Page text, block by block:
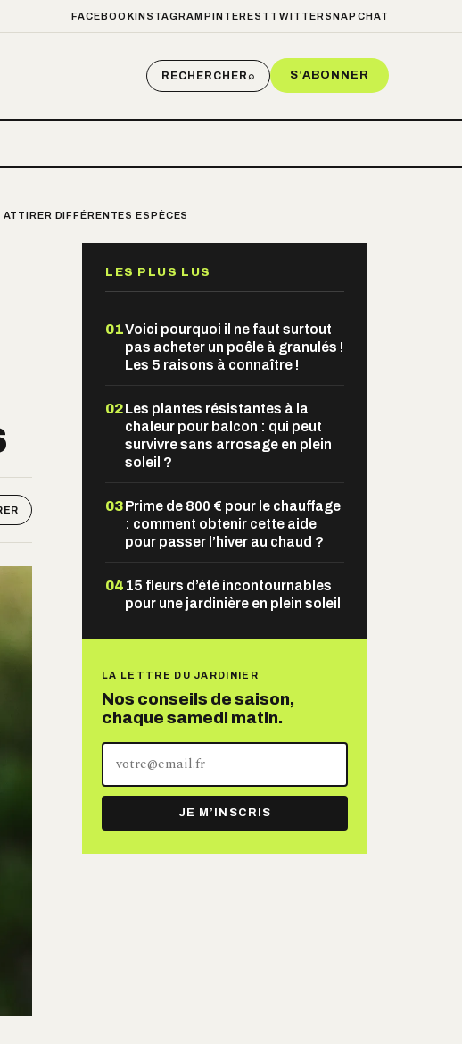
FACEBOOKINSTAGRAM PINTEREST TWITTER SNAPCHAT
RECHERCHER⌕ S’ABONNER
DIFFÉRENTES ESPÈCES
LES PLUS LUS
01Voici pourquoi il ne faut surtout
pas acheter un poêle à granulés !
Les 5 raisons à connaître !
02Les plantes résistantes à la
chaleur pour balcon : qui peut
survivre sans arrosage en plein
soleil ?
03Prime de 800 € pour le chauffage
: comment obtenir cette aide
pour passer l’hiver au chaud ?
04 15 fleurs d’été incontournables
pour une jardinière en plein soleil
LA LETTRE DU JARDINIER
Nos conseils de saison,
chaque samedi matin.
adresse
mail
JE M’INSCRIS